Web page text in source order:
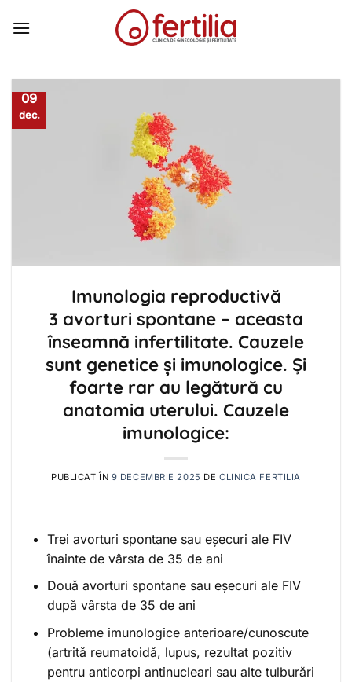
09
dec.
Imunologia reproductivă
3 avorturi spontane – aceasta
înseamnă infertilitate. Cauzele
sunt genetice și imunologice. Și
foarte rar au legătură cu
anatomia uterului. Cauzele
imunologice:
PUBLICAT ÎN 9 DECEMBRIE 2025 DE CLINICA FERTILIA
Trei avorturi spontane sau eșecuri ale FIV
înainte de vârsta de 35 de ani
Două avorturi spontane sau eșecuri ale FIV
după vârsta de 35 de ani
Probleme imunologice anterioare/cunoscute
(artrită reumatoidă, lupus, rezultat pozitiv
pentru anticorpi antinucleari sau alte tulburări